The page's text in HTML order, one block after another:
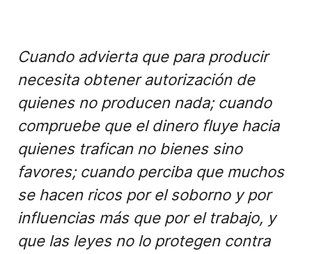
Cuando advierta que para producir
necesita obtener autorización de
quienes no producen nada; cuando
compruebe que el dinero fluye hacia
quienes trafican no bienes sino
favores; cuando perciba que muchos
se hacen ricos por el soborno y por
influencias más que por el trabajo, y
que las leyes no lo protegen contra